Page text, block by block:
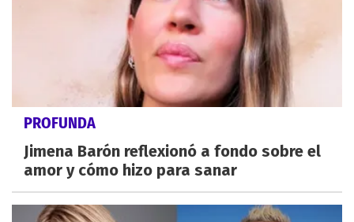
PROFUNDA
Jimena Barón reflexionó a fondo sobre el
amor y cómo hizo para sanar